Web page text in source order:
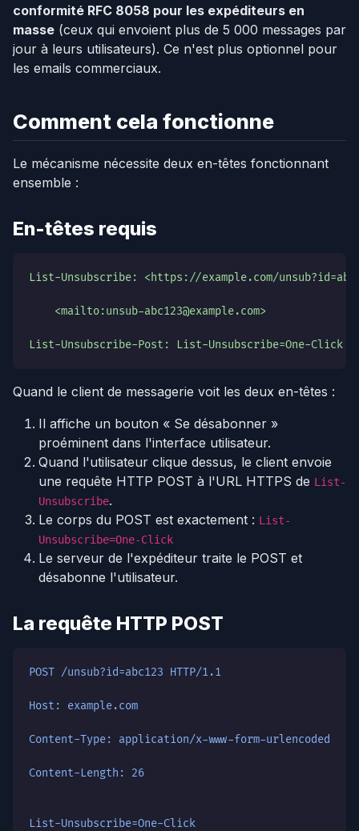
conformité RFC 8058 pour les expéditeurs en
masse (ceux qui envoient plus de 5 000 messages par
jour à leurs utilisateurs). Ce n'est plus optionnel pour
les emails commerciaux.
Comment cela fonctionne
Le mécanisme nécessite deux en-têtes fonctionnant
ensemble :
En-têtes requis
List-Unsubscribe: <https://example.com/
    <mailto:unsub-abc123@example.com>
List-Unsubscribe-Post: List-Unsubscribe=One-Click
Quand le client de messagerie voit les deux en-têtes :
Il affiche un bouton « Se désabonner »
proéminent dans l'interface utilisateur.
Quand l'utilisateur clique dessus, le client envoie
une requête HTTP POST à l'URL HTTPS de List-
Unsubscribe.
Le corps du POST est exactement : List-
Unsubscribe=One-Click
Le serveur de l'expéditeur traite le POST et
désabonne l'utilisateur.
La requête HTTP POST
POST /unsub?id=abc123 HTTP/1.1
Host: example.com
Content-Type: application/x-www-form-urlencoded
Content-Length: 26
List-Unsubscribe=One-Click